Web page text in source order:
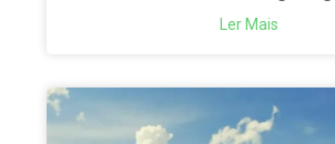
Ler Mais